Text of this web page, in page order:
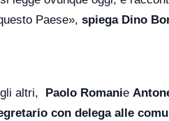
Paese», spiega Dino
altri, Paolo Romanie
con delega alle